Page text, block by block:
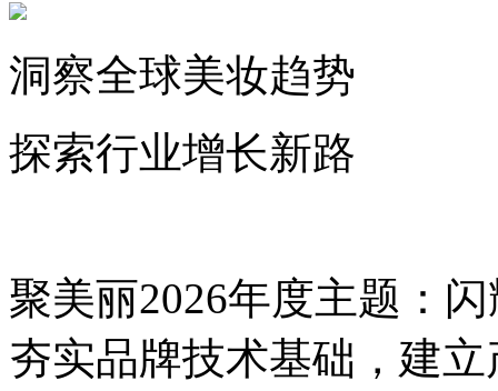
洞察全球美妆趋势
探索行业增长新路
聚美丽2026年度主题：
夯实品牌技术基础，建